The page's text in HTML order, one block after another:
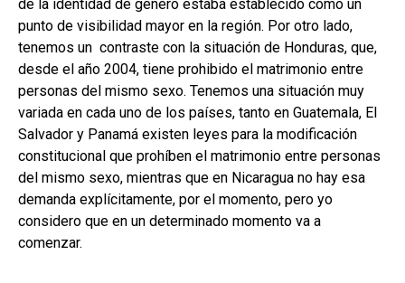
de la identidad de género estaba establecido como un
punto de visibilidad mayor en la región. Por otro lado,
tenemos un contraste con la situación de Honduras, que,
desde el año 2004, tiene prohibido el matrimonio entre
personas del mismo sexo. Tenemos una situación muy
variada en cada uno de los países, tanto en Guatemala, El
Salvador y Panamá existen leyes para la modificación
constitucional que prohíben el matrimonio entre personas
del mismo sexo, mientras que en Nicaragua no hay esa
demanda explícitamente, por el momento, pero yo
considero que en un determinado momento va a
comenzar.